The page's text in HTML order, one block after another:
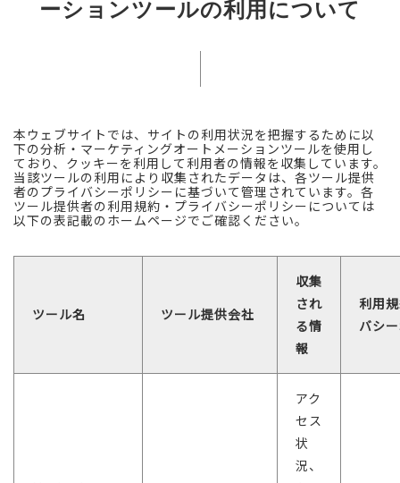
ーションツールの利用について
本ウェブサイトでは、サイトの利用状況を把握するために以
下の分析・マーケティングオートメーションツールを使用し
ており、クッキーを利用して利用者の情報を収集しています。
当該ツールの利用により収集されたデータは、各ツール提供
者のプライバシーポリシーに基づいて管理されています。各
ツール提供者の利用規約・プライバシーポリシーについては
以下の表記載のホームページでご確認ください。
ツール名 ツール提供会社
収集
され
る情
報
利用
バシ
アク
セス
状
況、